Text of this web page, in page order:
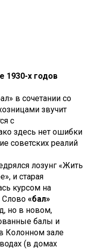
1930-х годов
в сочетании со
звучит
с
здесь нет ошибки
советских реалий
лозунг «Жить
и старая
курсом на
Слово «бал»
но в новом,
балы и
Колонном зале
(в домах